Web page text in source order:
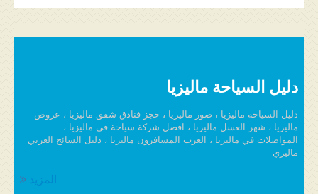
دليل السياحة ماليزيا
دليل السياحة ماليزيا ، صور ماليزيا ، حجز فنادق شقق ماليزيا ، عروض
ماليزيا ، شهر العسل ماليزيا ، افضل شركة سياحة في ماليزيا ،
المواصلات في ماليزيا ، العرب المسافرون ماليزيا ، دليل السائح العربي
ماليزي
المزيد